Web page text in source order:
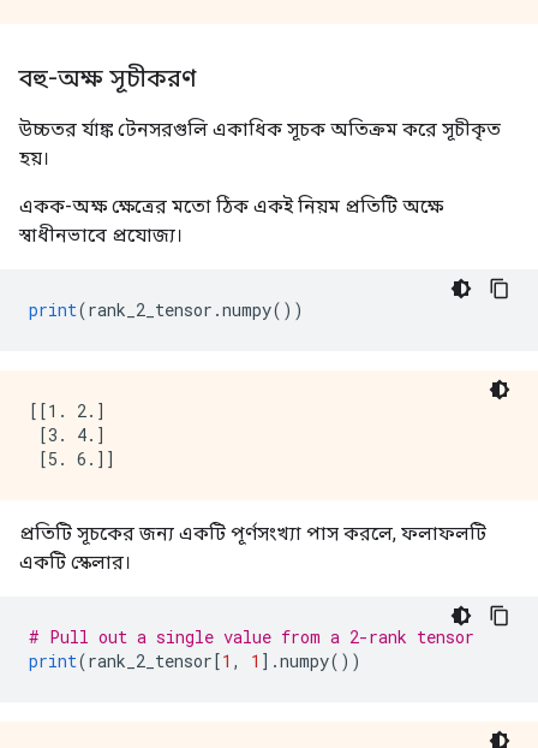
বহু-অক্ষ সূচীকরণ
উচ্চতর র্যাঙ্ক টেনসরগুলি একাধিক সূচক অতিক্রম করে সূচীকৃত
হয়।
একক-অক্ষ ক্ষেত্রের মতো ঠিক একই নিয়ম প্রতিটি অক্ষে
স্বাধীনভাবে প্রযোজ্য।
print(rank_2_tensor .numpy())
[[1. 2.]
[3. 4.]
প্রতিটি সূচকের জন্য একটি পূর্ণসংখ্যা পাস করলে, ফলাফলটি
একটি স্কেলার।
# Pull out a single value from a 2-rank tensor
print(rank_2_tensor[1 , 1 ].numpy())